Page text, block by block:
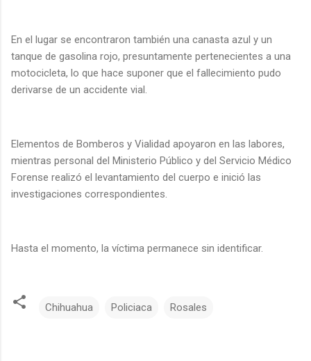
En el lugar se encontraron también una canasta azul y un
tanque de gasolina rojo, presuntamente pertenecientes a una
motocicleta, lo que hace suponer que el fallecimiento pudo
derivarse de un accidente vial.
Elementos de Bomberos y Vialidad apoyaron en las labores,
mientras personal del Ministerio Público y del Servicio Médico
Forense realizó el levantamiento del cuerpo e inició las
investigaciones correspondientes.
Hasta el momento, la víctima permanece sin identificar.
Chihuahua Policiaca Rosales